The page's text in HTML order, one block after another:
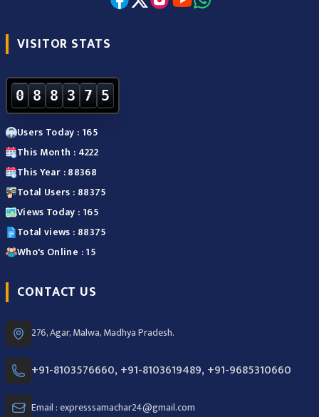
VISITOR STATS
0 8 8 3 7 5
Users Today : 165
This Month : 4222
This Year : 88368
Total Users : 88375
Views Today : 165
Total views : 88375
Who's Online : 15
CONTACT US
276, Agar, Malwa, Madhya Pradesh.
+91-8103576660, +91-8103619489, +91-9685310660
Email : expresssamachar24@gmail.com